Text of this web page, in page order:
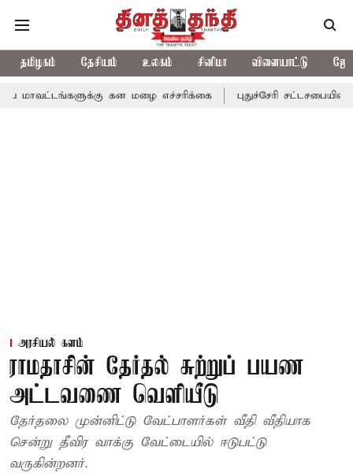
தமிழகம் தேசியம் உலகம் சினிமா விளையாட்டு
கன மழை எச்சரிக்கை புதுச்சேரி சட்டசபையில் வரும்
அரசியல் களம்
ராமதாசின் தேர்தல் சுற்றுப் பயண
அட்டவணை வெளியீடு
தேர்தலை முன்னிட்டு வேட்பாளர்கள் வீதி வீதியாக
சென்று தீவிர வாக்கு வேட்டையில் ஈடுபட்டு
வருகின்றனர்.